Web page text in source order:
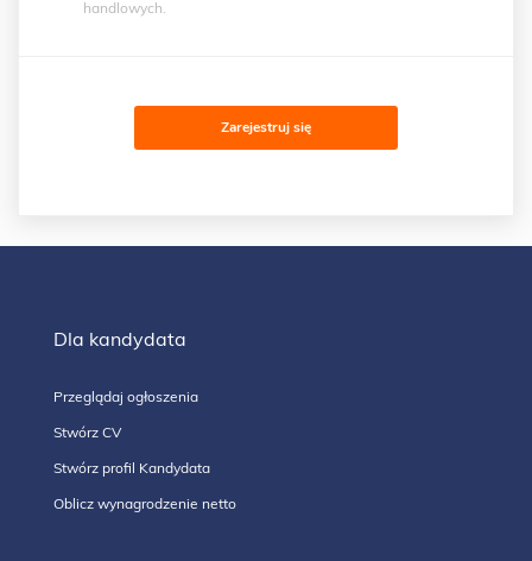
handlowych.
Dla kandydata
Przeglądaj ogłoszenia
Stwórz CV
Stwórz profil Kandydata
Oblicz wynagrodzenie netto